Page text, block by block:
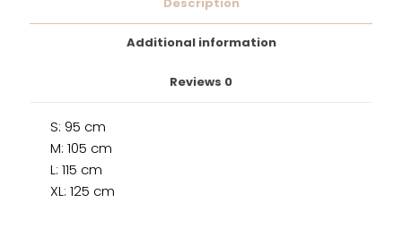
Additional information
Reviews 0
S: 95 cm
M: 105 cm
L: 115 cm
XL: 125 cm